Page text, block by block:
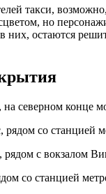
такси,
но
них, остаются
северном конце
рядом со станцией
рядом с вокзалом
со станцией